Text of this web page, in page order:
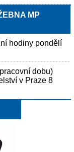
MP
hodiny pondělí
dobu)
v Praze 8